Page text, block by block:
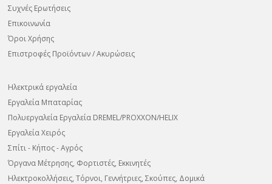
Συχνές Ερωτήσεις
Επικοινωνία
Όροι Χρήσης
Επιστροφές Προϊόντων / Ακυρώσεις
Ηλεκτρικά εργαλεία
Εργαλεία Μπαταρίας
Πολυεργαλεία Εργαλεία DREMEL/PROXXON/HELIX
Εργαλεία Χειρός
Σπίτι - Κήπος - Αγρός
Όργανα Μέτρησης, Φορτιστές, Εκκινητές
Ηλεκτροκολλήσεις, Τόρνοι, Γεννήτριες, Σκούπες, Δομικά